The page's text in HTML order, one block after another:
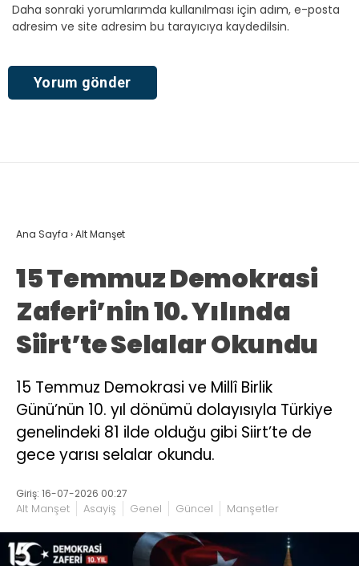
Daha sonraki yorumlarımda kullanılması için adım, e-posta
adresim ve site adresim bu tarayıcıya kaydedilsin.
Ana Sayfa ›Alt Manşet
15 Temmuz Demokrasi
Zaferi’nin 10. Yılında
Siirt’te Selalar Okundu
15 Temmuz Demokrasi ve Millî Birlik
Günü’nün 10. yıl dönümü dolayısıyla Türkiye
genelindeki 81 ilde olduğu gibi Siirt’te de
gece yarısı selalar okundu.
Giriş: 16-07-2026 00:27
Alt Manşet Asayiş Genel Güncel Manşetler